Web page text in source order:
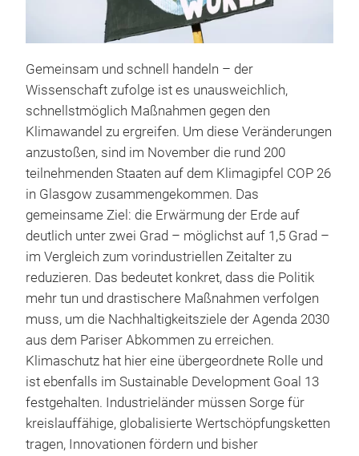
Gemeinsam und schnell handeln – der
Wissenschaft zufolge ist es unausweichlich,
schnellstmöglich Maßnahmen gegen den
Klimawandel zu ergreifen. Um diese Veränderungen
anzustoßen, sind im November die rund 200
teilnehmenden Staaten auf dem Klimagipfel COP 26
in Glasgow zusammengekommen. Das
gemeinsame Ziel: die Erwärmung der Erde auf
deutlich unter zwei Grad – möglichst auf 1,5 Grad –
im Vergleich zum vorindustriellen Zeitalter zu
reduzieren. Das bedeutet konkret, dass die Politik
mehr tun und drastischere Maßnahmen verfolgen
muss, um die Nachhaltigkeitsziele der Agenda 2030
aus dem Pariser Abkommen zu erreichen.
Klimaschutz hat hier eine übergeordnete Rolle und
ist ebenfalls im Sustainable Development Goal 13
festgehalten. Industrieländer müssen Sorge für
kreislauffähige, globalisierte Wertschöpfungsketten
tragen, Innovationen fördern und bisher